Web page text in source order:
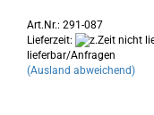
Art.Nr.: 291-087
Lieferzeit:
lieferbar/Anfragen
(Ausland abweichend)